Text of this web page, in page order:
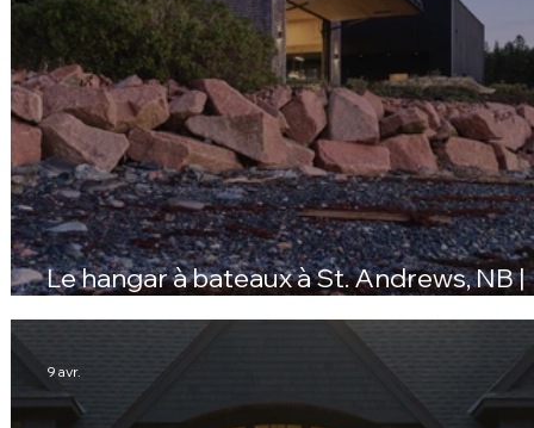
Le hangar à bateaux à St. Andrews, NB |
Marvin Ultimate Portes et Fenêtres
9 avr.